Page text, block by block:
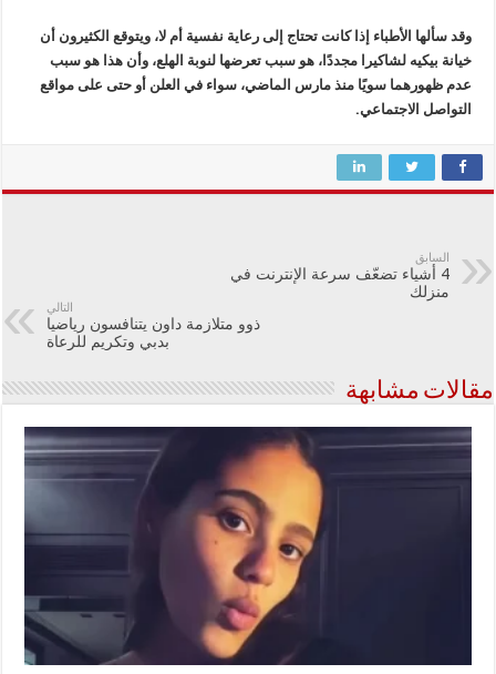
وقد سألها الأطباء إذا كانت تحتاج إلى رعاية نفسية أم لا، ويتوقع الكثيرون أن
خيانة بيكيه لشاكيرا مجددًا، هو سبب تعرضها لنوبة الهلع، وأن هذا هو سبب
عدم ظهورهما سويًا منذ مارس الماضي، سواء في العلن أو حتى على مواقع
التواصل الاجتماعي.
السابق
4 أشياء تضعّف سرعة الإنترنت في
منزلك
التالي
ذوو متلازمة داون يتنافسون رياضيا
بدبي وتكريم للرعاة
مقالات مشابهة